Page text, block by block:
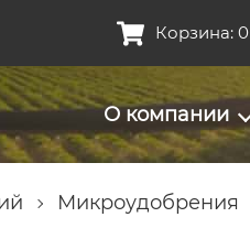
Корзина: 0
О компании
Микроудобрения